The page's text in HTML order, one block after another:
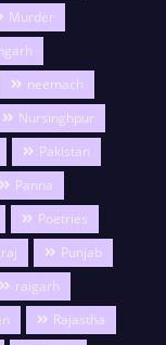
Murder
neemach
Nursinghpur
Pakistan
Panna
Poetries
Punjab
raigarh
Rajastha